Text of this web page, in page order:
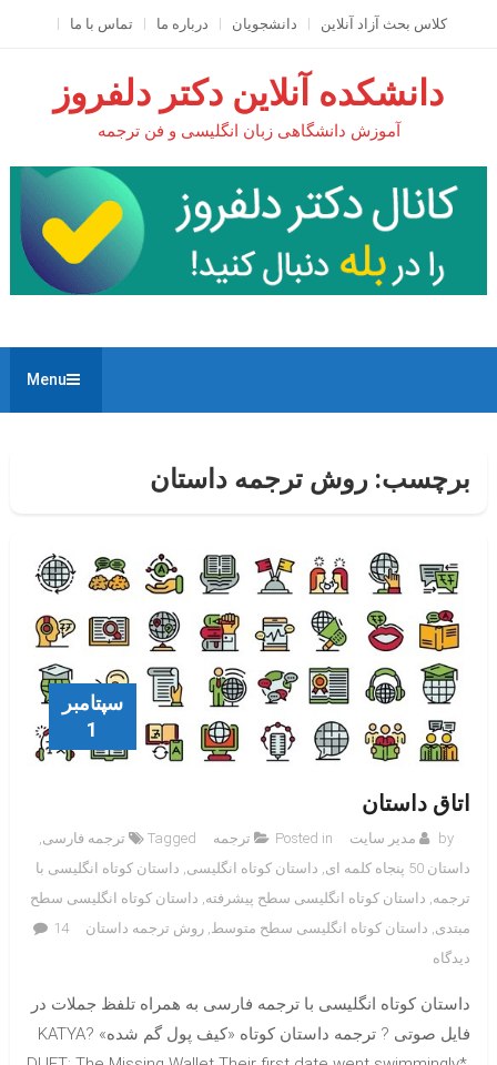
کلاس بحث آزاد آنلاين دانشجویان درباره ما تماس با ما
دانشکده آنلاین دکتر دلفروز
آموزش دانشگاهی زبان انگلیسی و فن ترجمه
Menu
برچسب: روش ترجمه داستان
سپتامبر
1
اتاق داستان
by مدیر سایت Posted in ترجمه Tagged ترجمه فارسی
داستان 50 پنجاه کلمه ای
داستان کوتاه انگلیسی داستان کوتاه انگلیسی با
ترجمه داستان کوتاه انگلیسی سطح پیشرفته داستان کوتاه انگلیسی سطح
مبتدی داستان کوتاه انگلیسی سطح متوسط روش ترجمه داستان
14
دیدگاه
داستان
داستان کوتاه انگلیسی با ترجمه فارسی به همراه تلفظ جملات در
فایل صوتی ? ترجمه داستان کوتاه «کیف پول گم شده» ?KATYA